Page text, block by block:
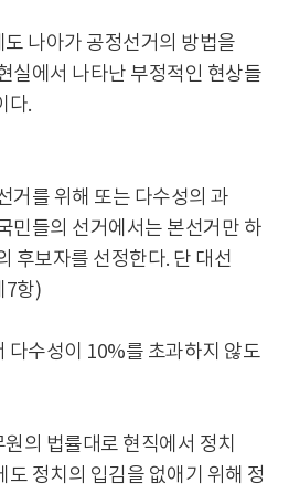
나아가 공정선거의 방법을
실에서 나타난 부정적인 현상들
다.
거를 위해 또는 다수성의 과
민들의 선거에서는 본선거만 하
후보자를 선정한다. 단 대선
7항)
다수성이 10%를 초과하지 않도
의 법률대로 현직에서 정치
정치의 입김을 없애기 위해 정